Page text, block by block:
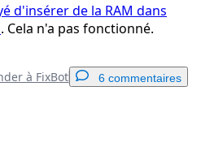
d'insérer de la RAM dans
. Cela n'a pas fonctionné.
à FixBot 6 commentaires